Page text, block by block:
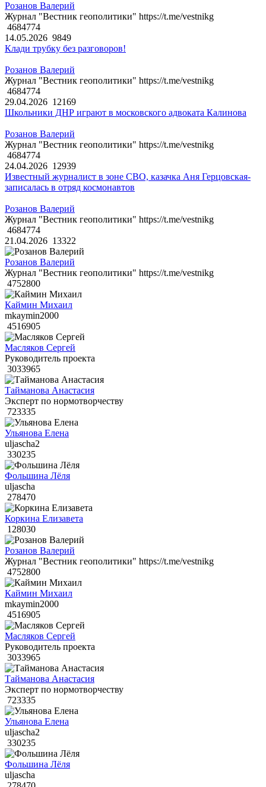
Розанов Валерий
Журнал "Вестник геополитики" https://t.me/vestnikg
4684774
14.05.2026 9849
Клади трубку без разговоров!
Розанов Валерий
Журнал "Вестник геополитики" https://t.me/vestnikg
4684774
29.04.2026 12169
Школьники ДНР играют в московского адвоката Калинова
Розанов Валерий
Журнал "Вестник геополитики" https://t.me/vestnikg
4684774
24.04.2026 12939
Известный журналист в зоне СВО, казачка Аня Герцовская-
записалась в отряд космонавтов
Розанов Валерий
Журнал "Вестник геополитики" https://t.me/vestnikg
4684774
21.04.2026 13322
Розанов Валерий
Журнал "Вестник геополитики" https://t.me/vestnikg
4752800
Каймин Михаил
mkaymin2000
4516905
Масляков Сергей
Руководитель проекта
3033965
Тайманова Анастасия
Эксперт по нормотворчеству
723335
Ульянова Елена
uljascha2
330235
Фольшина Лёля
uljascha
278470
Коркина Елизавета
128030
Розанов Валерий
Журнал "Вестник геополитики" https://t.me/vestnikg
4752800
Каймин Михаил
mkaymin2000
4516905
Масляков Сергей
Руководитель проекта
3033965
Тайманова Анастасия
Эксперт по нормотворчеству
723335
Ульянова Елена
uljascha2
330235
Фольшина Лёля
uljascha